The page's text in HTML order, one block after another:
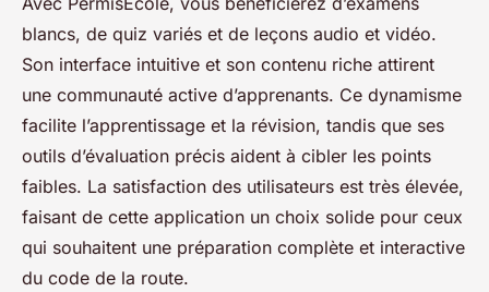
blancs, de quiz variés et de leçons audio et vidéo.
Son interface intuitive et son contenu riche attirent
une communauté active d’apprenants. Ce dynamisme
facilite l’apprentissage et la révision, tandis que ses
outils d’évaluation précis aident à cibler les points
faibles. La satisfaction des utilisateurs est très élevée,
faisant de cette application un choix solide pour ceux
qui souhaitent une préparation complète et interactive
du code de la route.